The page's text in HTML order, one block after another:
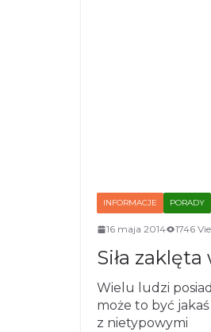
INFORMACJE PORADY
16 maja 2014 1746
Siła
Wielu ludzi
może to być
z nietypowymi